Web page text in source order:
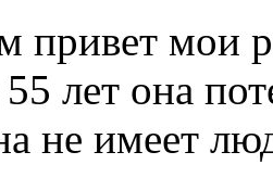
мои
лет она
не имеет